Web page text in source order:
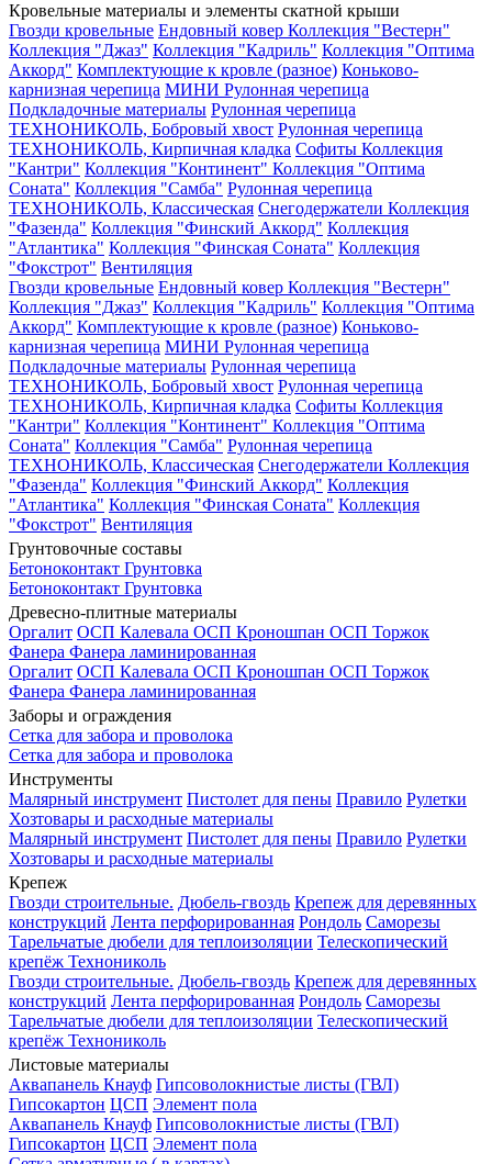
Кровельные материалы и элементы скатной крыши
Гвозди кровельные Ендовный ковер Коллекция "Вестерн"
Коллекция "Джаз" Коллекция "Кадриль" Коллекция "Оптима
Аккорд" Комплектующие к кровле (разное) Коньково-
карнизная черепица МИНИ Рулонная черепица
Подкладочные материалы Рулонная черепица
ТЕХНОНИКОЛЬ, Бобровый хвост Рулонная черепица
ТЕХНОНИКОЛЬ, Кирпичная кладка Софиты Коллекция
"Кантри" Коллекция "Континент" Коллекция "Оптима
Соната" Коллекция "Самба" Рулонная черепица
ТЕХНОНИКОЛЬ, Классическая Снегодержатели Коллекция
"Фазенда" Коллекция "Финский Аккорд" Коллекция
"Атлантика" Коллекция "Финская Соната" Коллекция
"Фокстрот" Вентиляция
Гвозди кровельные Ендовный ковер Коллекция "Вестерн"
Коллекция "Джаз" Коллекция "Кадриль" Коллекция "Оптима
Аккорд" Комплектующие к кровле (разное) Коньково-
карнизная черепица МИНИ Рулонная черепица
Подкладочные материалы Рулонная черепица
ТЕХНОНИКОЛЬ, Бобровый хвост Рулонная черепица
ТЕХНОНИКОЛЬ, Кирпичная кладка Софиты Коллекция
"Кантри" Коллекция "Континент" Коллекция "Оптима
Соната" Коллекция "Самба" Рулонная черепица
ТЕХНОНИКОЛЬ, Классическая Снегодержатели Коллекция
"Фазенда" Коллекция "Финский Аккорд" Коллекция
"Атлантика" Коллекция "Финская Соната" Коллекция
"Фокстрот" Вентиляция
Грунтовочные составы
Бетоноконтакт Грунтовка
Бетоноконтакт Грунтовка
Древесно-плитные материалы
Оргалит ОСП Калевала ОСП Кроношпан ОСП Торжок
Фанера Фанера ламинированная
Оргалит ОСП Калевала ОСП Кроношпан ОСП Торжок
Фанера Фанера ламинированная
Заборы и ограждения
Сетка для забора и проволока
Сетка для забора и проволока
Инструменты
Малярный инструмент Пистолет для пены Правило Рулетки
Хозтовары и расходные материалы
Малярный инструмент Пистолет для пены Правило Рулетки
Хозтовары и расходные материалы
Крепеж
Гвозди строительные. Дюбель-гвоздь Крепеж для деревянных
конструкций Лента перфорированная Рондоль Саморезы
Тарельчатые дюбели для теплоизоляции Телескопический
крепёж Технониколь
Гвозди строительные. Дюбель-гвоздь Крепеж для деревянных
конструкций Лента перфорированная Рондоль Саморезы
Тарельчатые дюбели для теплоизоляции Телескопический
крепёж Технониколь
Листовые материалы
Аквапанель Кнауф Гипсоволокнистые листы (ГВЛ)
Гипсокартон ЦСП Элемент пола
Аквапанель Кнауф Гипсоволокнистые листы (ГВЛ)
Гипсокартон ЦСП Элемент пола